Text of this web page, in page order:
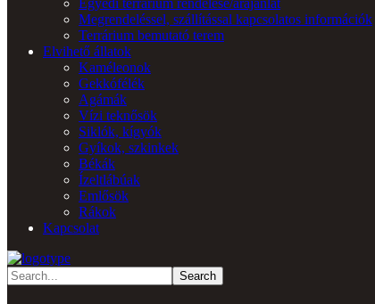
Egyedi terrárium rendelése/árajánlat
Megrendeléssel, szállítással kapcsolatos információk
Terrárium bemutató terem
Elvihető állatok
Kaméleonok
Gekkófélék
Agámák
Vízi teknősök
Siklók, kígyók
Gyíkok, szkinkek
Békák
Ízeltlábúak
Emlősök
Rákok
Kapcsolat